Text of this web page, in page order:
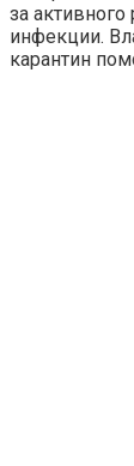
за
инфекции.
карантин